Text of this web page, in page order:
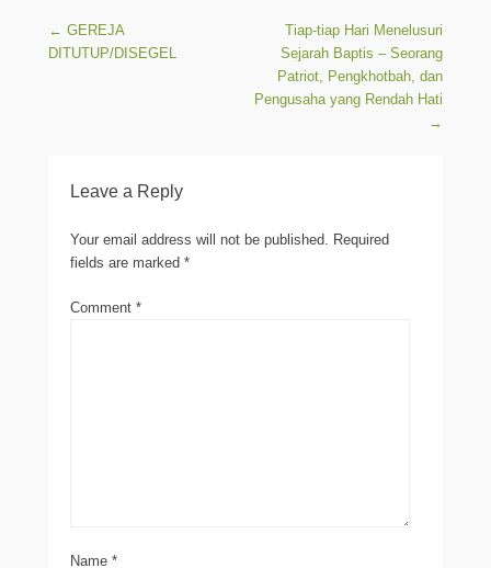
Post navigation
← GEREJA
DITUTUP/DISEGEL
Tiap-tiap Hari Menelusuri
Sejarah Baptis – Seorang
Patriot, Pengkhotbah, dan
Pengusaha yang Rendah Hati
→
Leave a Reply
Your email address will not be published. Required
fields are marked *
Comment *
Name *